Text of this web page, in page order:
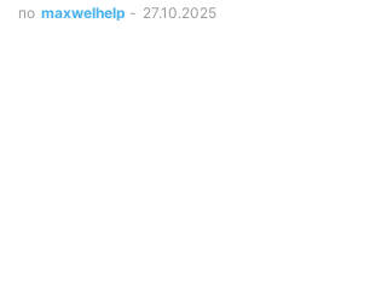
по maxwelhelp - 27.10.2025